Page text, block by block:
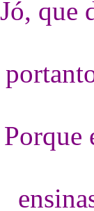
Jó, que
Porque